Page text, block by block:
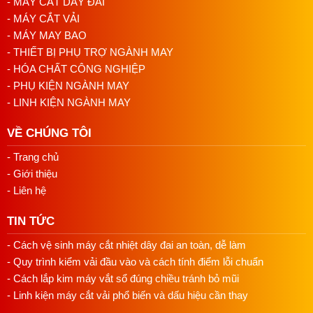
Cơ chế cắt
Cấu hình
Kiểu mũi may Khóa Stitch (Lockstitch)
Kim Kim đơn
Van điện từ Có (solenoid valve độc lập)
Lưu ý:Áp suất khí đầu vào phải ổn định và đủ khô. Nếu
nguồn khí dao động, lực cắt sẽ không đều — ảnh hưởng
Ưu điểm của bộ cắt dây Q301
Q301 phù hợp với xưởng chạy chuyền sản lượng lớn —
nhưng không phải xưởng nào cũng khai thác hết được thiết
- MÁY CẮT VẢI
- MÁY MAY BAO
- THIẾT BỊ PHỤ TRỢ NGÀNH MAY
- HÓA CHẤT CÔNG NGHIỆP
- PHỤ KIỆN NGÀNH MAY
- LINH KIỆN NGÀNH MAY
VỀ CHÚNG TÔI
- Trang chủ
- Giới thiệu
- Liên hệ
TIN TỨC
- Cách vệ sinh máy cắt nhiệt dây đai an toàn, dễ làm
- Quy trình kiểm vải đầu vào và cách tính điểm lỗi chuẩn
- Cách lắp kim máy vắt sổ đúng chiều tránh bỏ mũi
- Linh kiện máy cắt vải phổ biến và dấu hiệu cần thay